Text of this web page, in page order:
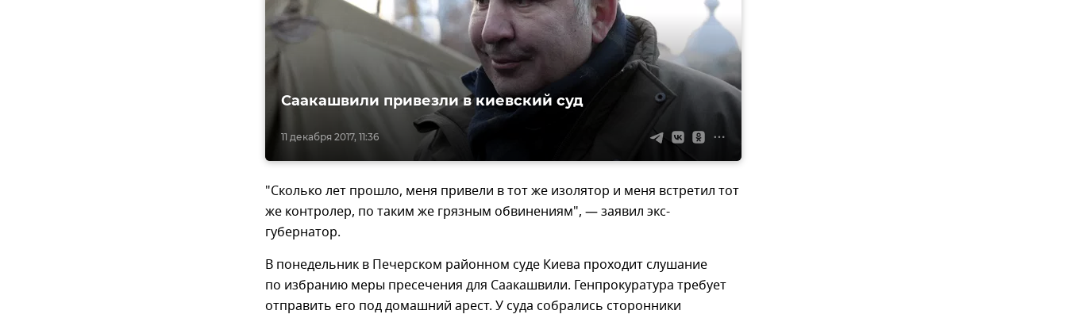
11 декабря 2017, 11:36
Саакашвили привезли в киевский суд
"Сколько лет прошло, меня привели в тот же изолятор и меня встретил тот
же контролер, по таким же грязным обвинениям", — заявил экс-
губернатор.
В понедельник в Печерском районном суде Киева проходит слушание
по избранию меры пресечения для Саакашвили. Генпрокуратура требует
отправить его под домашний арест. У суда собрались сторонники